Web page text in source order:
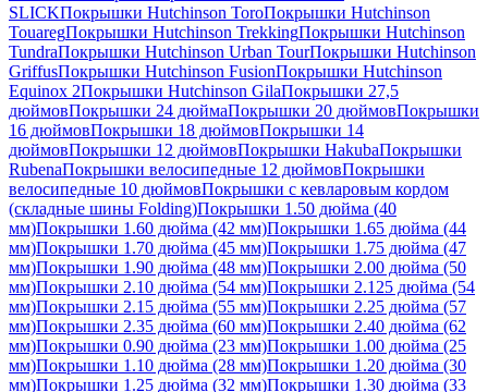
SLICKПокрышки Hutchinson ToroПокрышки Hutchinson
TouaregПокрышки Hutchinson TrekkingПокрышки Hutchinson
TundraПокрышки Hutchinson Urban TourПокрышки Hutchinson
GriffusПокрышки Hutchinson FusionПокрышки Hutchinson
Equinox 2Покрышки Hutchinson GilaПокрышки 27,5
дюймовПокрышки 24 дюймаПокрышки 20 дюймовПокрышки
16 дюймовПокрышки 18 дюймовПокрышки 14
дюймовПокрышки 12 дюймовПокрышки HakubaПокрышки
RubenaПокрышки велосипедные 12 дюймовПокрышки
велосипедные 10 дюймовПокрышки с кевларовым кордом
(складные шины Folding)Покрышки 1.50 дюйма (40
мм)Покрышки 1.60 дюйма (42 мм)Покрышки 1.65 дюйма (44
мм)Покрышки 1.70 дюйма (45 мм)Покрышки 1.75 дюйма (47
мм)Покрышки 1.90 дюйма (48 мм)Покрышки 2.00 дюйма (50
мм)Покрышки 2.10 дюйма (54 мм)Покрышки 2.125 дюйма (54
мм)Покрышки 2.15 дюйма (55 мм)Покрышки 2.25 дюйма (57
мм)Покрышки 2.35 дюйма (60 мм)Покрышки 2.40 дюйма (62
мм)Покрышки 0.90 дюйма (23 мм)Покрышки 1.00 дюйма (25
мм)Покрышки 1.10 дюйма (28 мм)Покрышки 1.20 дюйма (30
мм)Покрышки 1.25 дюйма (32 мм)Покрышки 1.30 дюйма (33